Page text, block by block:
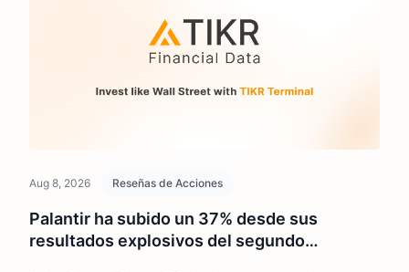
Aug 8, 2026 Reseñas de Acciones
Palantir ha subido un 37% desde sus
resultados explosivos del segundo